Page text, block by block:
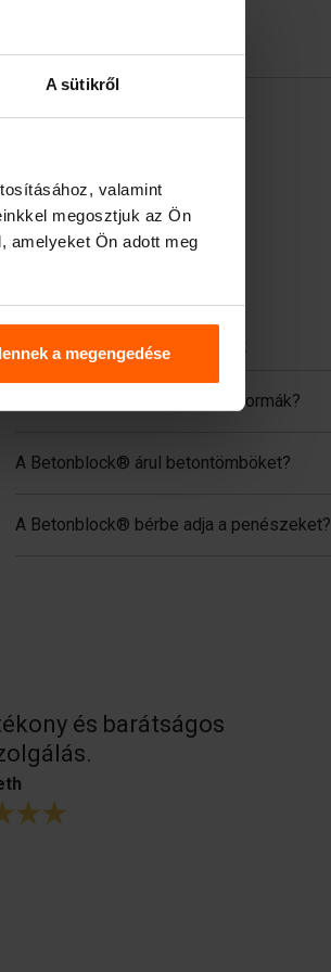
A sütikről
valamint
megosztjuk az Ön
amelyeket Ön adott meg
a megengedése
Hasznos linkek
Kezelőberendezések
Tartozékok
Gyakran ismételt kérdések
Milyen anyagból készülnek a formák?
A Betonblock® árul betontömböket?
A Betonblock® bérbe adja a penészeket?
és barátságos